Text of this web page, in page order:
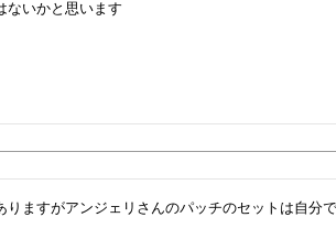
ますがアンジェリさんのパッチのセットは自分